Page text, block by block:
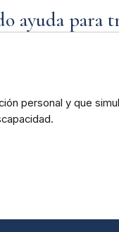
ayuda para
personal y que